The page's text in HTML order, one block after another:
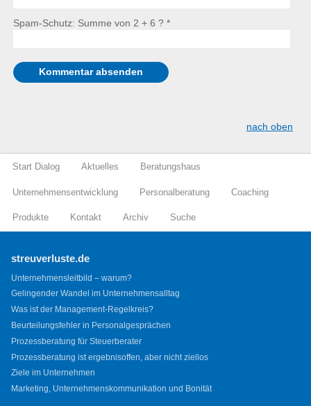
Spam-Schutz: Summe von 2 + 6 ? *
nach oben
Start Dialog Aktuelles Beratungshaus
Unternehmensentwicklung Personalberatung Coaching
Produkte Kontakt Archiv Suche
streuverluste.de
Unternehmensleitbild – warum?
Gelingender Wandel im Unternehmensalltag
Was ist der Management-Regelkreis?
Beurteilungsfehler in Personalgesprächen
Prozessberatung für Steuerberater
Prozessberatung ist ergebnisoffen, aber nicht ziellos
Ziele im Unternehmen
Marketing, Unternehmenskommunikation und Bonität